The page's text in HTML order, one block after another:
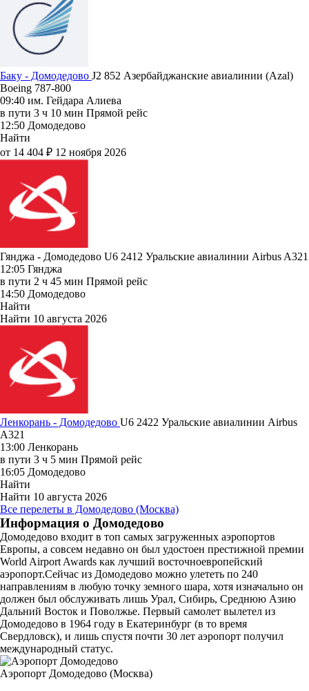
Баку - Домодедово J2 852 Азербайджанские авиалинии (Azal)
Boeing 787-800
09:40 им. Гейдара Алиева
в пути 3 ч 10 мин Прямой рейс
12:50 Домодедово
Найти
от 14 404 ₽ 12 ноября 2026
Гянджа - Домодедово U6 2412 Уральские авиалинии Airbus A321
12:05 Гянджа
в пути 2 ч 45 мин Прямой рейс
14:50 Домодедово
Найти
Найти 10 августа 2026
Ленкорань - Домодедово U6 2422 Уральские авиалинии Airbus
A321
13:00 Ленкорань
в пути 3 ч 5 мин Прямой рейс
16:05 Домодедово
Найти
Найти 10 августа 2026
Все перелеты в Домодедово (Москва)
Информация о Домодедово
Домодедово входит в топ самых загруженных аэропортов
Европы, а совсем недавно он был удостоен престижной премии
World Airport Awards как лучший восточноевропейский
аэропорт.Сейчас из Домодедово можно улететь по 240
направлениям в любую точку земного шара, хотя изначально он
должен был обслуживать лишь Урал, Сибирь, Среднюю Азию
Дальний Восток и Поволжье. Первый самолет вылетел из
Домодедово в 1964 году в Екатеринбург (в то время
Свердловск), и лишь спустя почти 30 лет аэропорт получил
международный статус.
Аэропорт Домодедово (Москва)